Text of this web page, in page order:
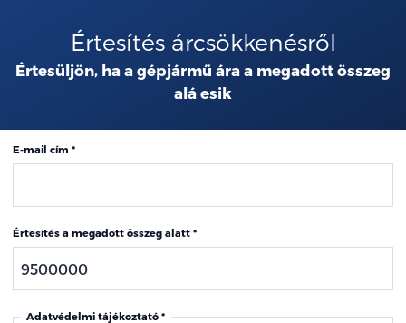
Értesítés árcsökkenésről
Értesüljön, ha a gépjármű ára a megadott összeg
alá esik
E-mail cím
Értesítés a megadott összeg alatt
Adatvédelmi tájékoztató